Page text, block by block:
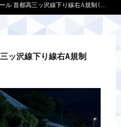
業標識
設置パトロール 首都高三ッ沢線下り線右A規制（港北営業所）
ッ沢線下り線右A規制